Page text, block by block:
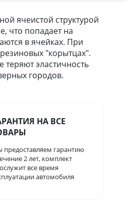
ячеистой структурой
что попадает на
в ячейках. При
"корытцах".
эластичность
городов.
НА ВСЕ
гарантию
2 лет, комплект
все время
автомобиля